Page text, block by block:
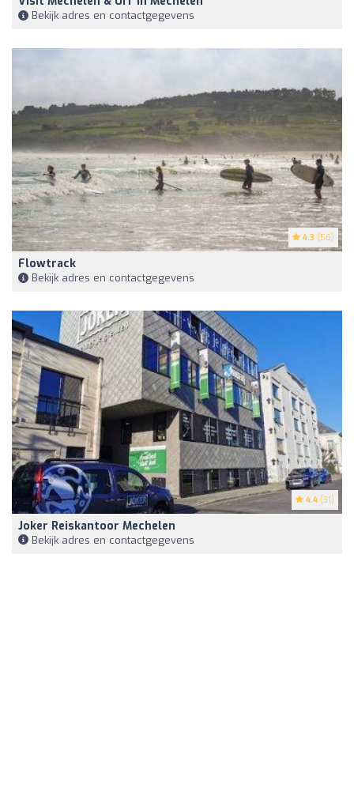
Bekijk adres en contactgegevens
4.3 (56)
Flowtrack
Bekijk adres en contactgegevens
4.4 (31)
Joker Reiskantoor Mechelen
Bekijk adres en contactgegevens